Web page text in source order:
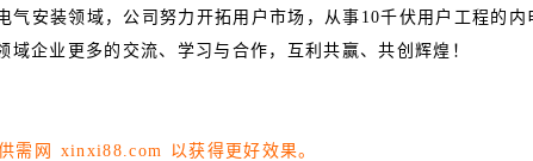
气安装领域，公司努力开拓用户市场，从事10千伏用户工程的
企业更多的交流、学习与合作，互利共赢、共创辉煌！
需网 xinxi88.com
以获得更好效果。